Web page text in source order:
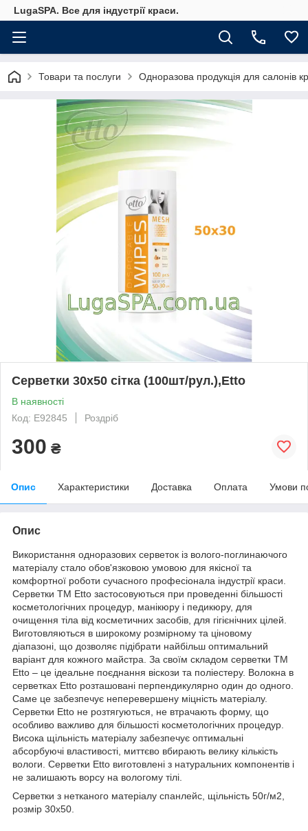
LugaSPA. Все для індустрії краси.
Товари та послуги Одноразова продукція для салонів
Серветки 30х50 сітка (100шт/рул.),Etto
В наявності
Код: E92845
Роздріб
300 ₴
Опис Характеристики Доставка Оплата Умови
Опис
Використання одноразових серветок із волого-поглинаючого
матеріалу стало обов'язковою умовою для якісної та
комфортної роботи сучасного професіонала індустрії краси.
Серветки ТМ Etto застосовуються при проведенні більшості
косметологічних процедур, манікюру і педикюру, для
очищення тіла від косметичних засобів, для гігієнічних цілей.
Виготовляються в широкому розмірному та ціновому
діапазоні, що дозволяє підібрати найбільш оптимальний
варіант для кожного майстра. За своїм складом серветки ТМ
Etto – це ідеальне поєднання віскози та поліестеру. Волокна в
серветках Etto розташовані перпендикулярно один до одного.
Саме це забезпечує неперевершену міцність матеріалу.
Серветки Etto не розтягуються, не втрачають форму, що
особливо важливо для більшості косметологічних процедур.
Висока щільність матеріалу забезпечує оптимальні
абсорбуючі властивості, миттєво вбирають велику кількість
вологи. Серветки Etto виготовлені з натуральних компонентів і
не залишають ворсу на вологому тілі.
Серветки з нетканого матеріалу спанлейс, щільність 50г/м2,
розмір 30х50.